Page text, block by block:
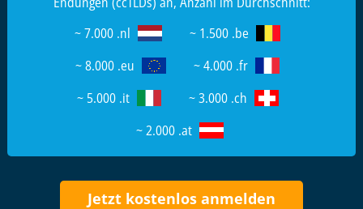
~ 7.000 .nl
~ 1.500 .be
~ 8.000 .eu
~ 4.000 .fr
~ 5.000 .it
~ 3.000 .ch
~ 2.000 .at
Jetzt kostenlos anmelden